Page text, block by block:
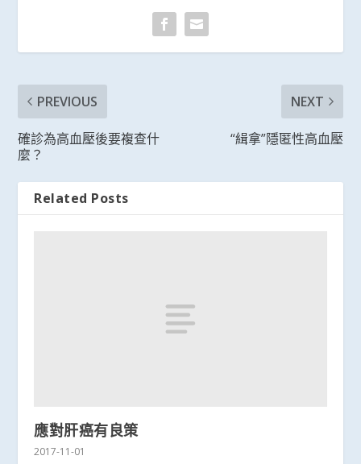
PREVIOUS
確診為高血壓後要複查什
麼？
NEXT
“緝拿”隱匿性高血壓
Related Posts
應對肝癌有良策
2017-11-01